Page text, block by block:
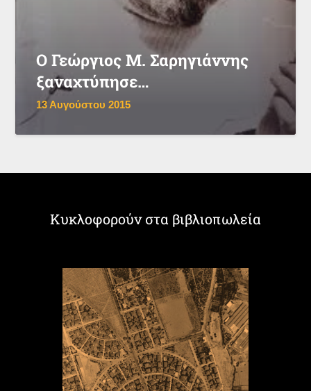
Ο Γεώργιος Μ. Σαρηγιάννης
ξαναχτύπησε…
13 Αυγούστου 2015
Κυκλοφορούν στα βιβλιοπωλεία